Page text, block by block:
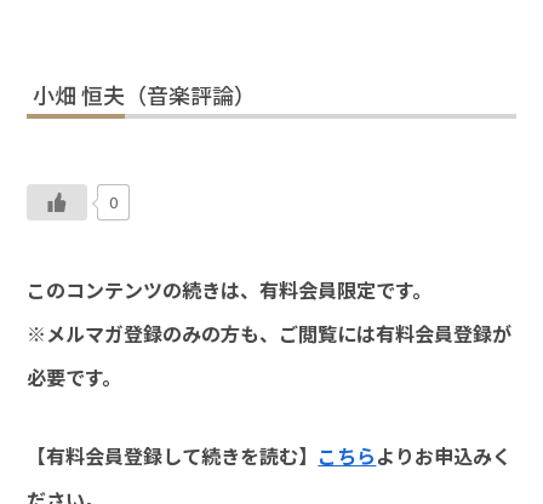
小畑 恒夫（音楽評論）
0
このコンテンツの続きは、有料会員限定です。
※メルマガ登録のみの方も、ご閲覧には有料会員登録が
必要です。
【有料会員登録して続きを読む】 こちらよりお申込みく